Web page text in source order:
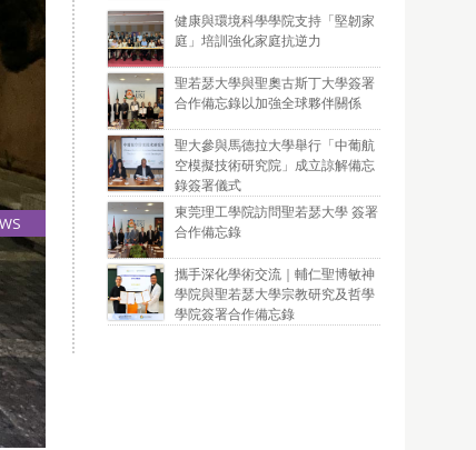
22
May
畢
健康與環境科學學院支持「堅韌家
庭」培訓強化家庭抗逆力
聖若瑟大學與聖奧古斯丁大學簽署
合作備忘錄以加強全球夥伴關係
聖大參與馬德拉大學舉行「中葡航
空模擬技術研究院」成立諒解備忘
錄簽署儀式
東莞理工學院訪問聖若瑟大學 簽署
合作備忘錄
攜手深化學術交流｜輔仁聖博敏神
學院與聖若瑟大學宗教研究及哲學
學院簽署合作備忘錄